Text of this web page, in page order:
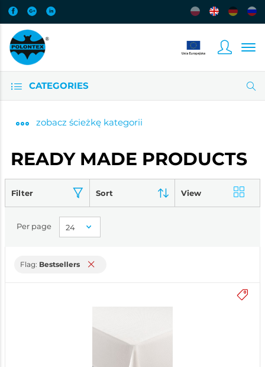
CATEGORIES
zobacz ścieżkę kategorii
READY MADE PRODUCTS
Filter Sort View
Per page
Flag: Bestsellers